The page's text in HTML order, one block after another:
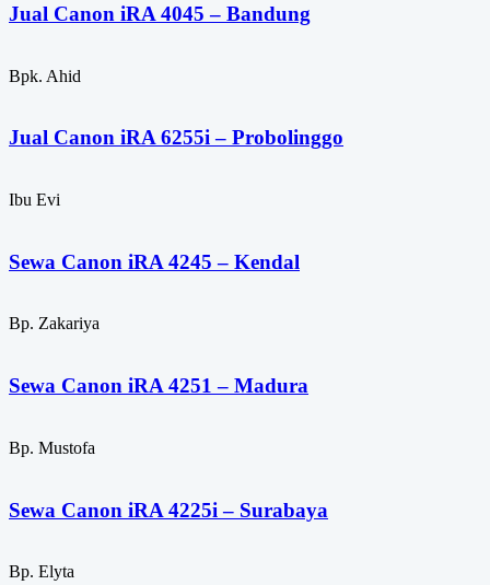
Jual Canon iRA 4045 – Bandung
Bpk. Ahid
Jual Canon iRA 6255i – Probolinggo
Ibu Evi
Sewa Canon iRA 4245 – Kendal
Bp. Zakariya
Sewa Canon iRA 4251 – Madura
Bp. Mustofa
Sewa Canon iRA 4225i – Surabaya
Bp. Elyta